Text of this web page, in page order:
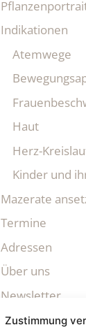
Zustimmung
Indikationen
Atemwege
Haut
Herz-
Kinder und
Mazerate
Termine
Adressen
Über uns
Newsletter